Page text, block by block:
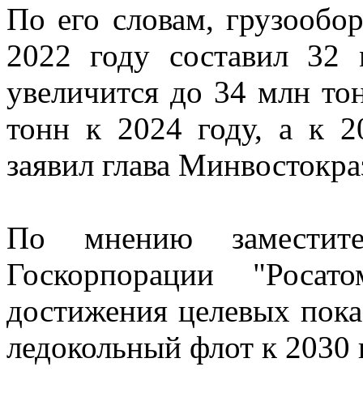
По его словам,
2022 году составил
увеличится до 34 млн
тонн к 2024 году, а к
заявил глава
По мнению
Госкорпорации
достижения целевых
ледокольный флот к 2030